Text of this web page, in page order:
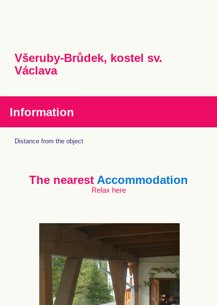
Všeruby-Brůdek, kostel sv.
Václava
Information
Distance from the object
The nearest Accommodation
Relax here